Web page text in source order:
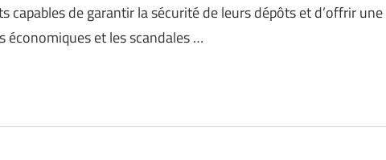
capables de garantir la sécurité de leurs dépôts et d’offrir une
économiques et les scandales …